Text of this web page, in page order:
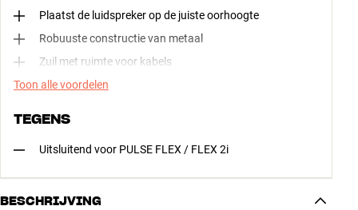
Plaatst de luidspreker op de juiste oorhoogte
Robuuste constructie van metaal
Zuil met ruimte voor kabels
Toon alle voordelen
TEGENS
Uitsluitend voor PULSE FLEX / FLEX 2i
BESCHRIJVING